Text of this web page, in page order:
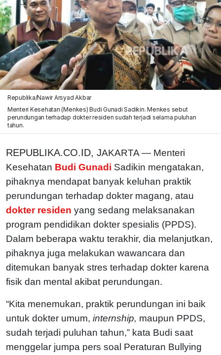
Republika/Nawir Arsyad Akbar
Menteri Kesehatan (Menkes) Budi Gunadi Sadikin. Menkes sebut
perundungan terhadap dokter residen sudah terjadi selama puluhan
tahun.
REPUBLIKA.CO.ID, JAKARTA — Menteri
Kesehatan Budi Gunadi Sadikin mengatakan,
pihaknya mendapat banyak keluhan praktik
perundungan terhadap dokter magang, atau
dokter residen yang sedang melaksanakan
program pendidikan dokter spesialis (PPDS).
Dalam beberapa waktu terakhir, dia melanjutkan,
pihaknya juga melakukan wawancara dan
ditemukan banyak stres terhadap dokter karena
fisik dan mental akibat perundungan.
“Kita menemukan, praktik perundungan ini baik
untuk dokter umum, internship, maupun PPDS,
sudah terjadi puluhan tahun,” kata Budi saat
menggelar jumpa pers soal Peraturan Bullying